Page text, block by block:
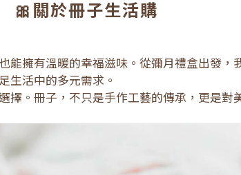
🎀關於冊子生活購
擁有溫暖的幸福滋味。從彌月禮盒出發，
生活中的多元需求。
擇。冊子，不只是手作工藝的傳承，更是